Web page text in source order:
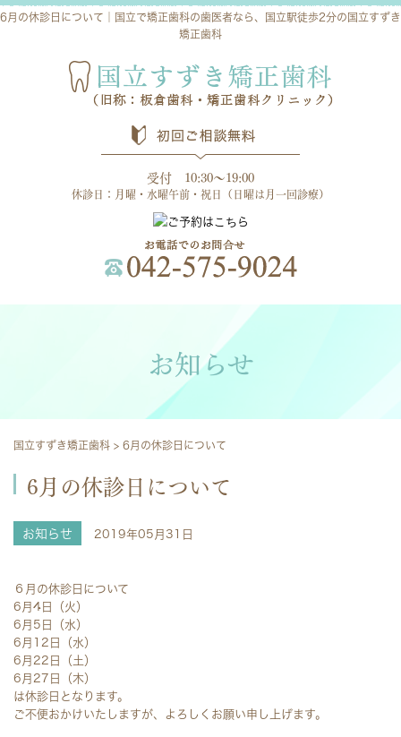
6月の休診日について｜国立で矯正歯科の歯医者なら、国立駅徒歩2分の国立すずき
矯正歯科
受付 10:30～19:00
休診日：月曜・水曜午前・祝日（日曜は月一回診療）
お知らせ
国立すずき矯正歯科 > 6月の休診日について
6月の休診日について
お知らせ 2019年05月31日
６月の休診日について
6月4日（火）
6月5日（水）
6月12日（水）
6月22日（土）
6月27日（木）
は休診日となります。
ご不便おかけいたしますが、よろしくお願い申し上げます。